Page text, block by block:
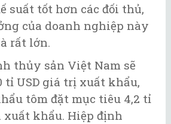
suất tốt hơn các đối thủ,
của doanh nghiệp này
rất lớn.
thủy sản Việt Nam sẽ
tỉ USD giá trị xuất khẩu,
tôm đặt mục tiêu 4,2 tỉ
xuất khẩu. Hiệp định